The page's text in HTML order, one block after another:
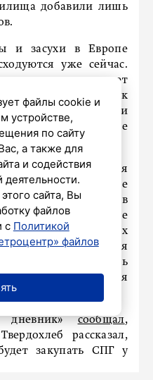
добавили лишь
и засухи в Европе
уже сейчас.
повышает
а обмеление рек
на работе гидро‑ и
в результате
генерацию.
заполнения
с 90 до 80% на фоне
пролива и рисков
«Газпром» же
текущих
уровень заполнения
может создать
газоснабжения
дневник» сообщал,
рассказал,
закупать СПГ у
файлы cookie и
устройстве,
по сайту
а также для
и содействия
сайта, Вы
файлов
с Политикой
файлов